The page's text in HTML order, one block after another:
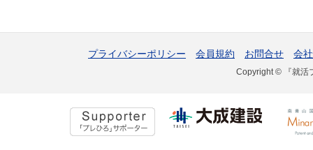
プライバシーポリシー 会員規約 お問合せ 会
Copyright © 『就活